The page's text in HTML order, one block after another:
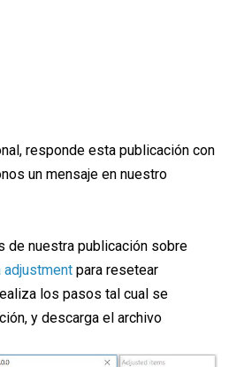
responde esta publicación con
un mensaje en nuestro
de nuestra publicación sobre
adjustment para resetear
los pasos tal cual se
y descarga el archivo